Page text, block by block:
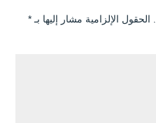
الحقول الإلزامية مشار إليها بـ *